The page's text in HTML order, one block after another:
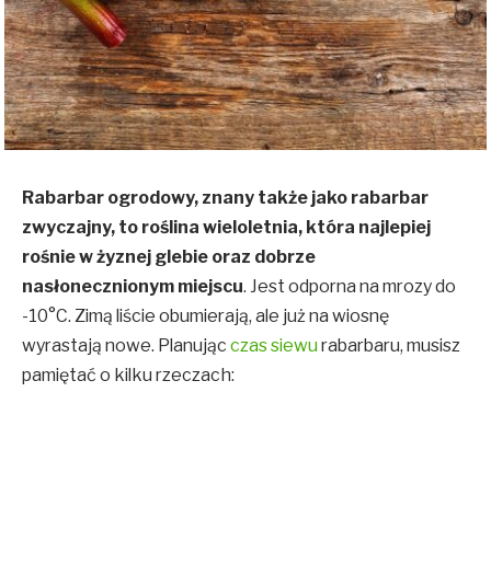
Rabarbar ogrodowy, znany także jako rabarbar
zwyczajny, to roślina wieloletnia, która najlepiej
rośnie w żyznej glebie oraz dobrze
nasłonecznionym miejscu. Jest odporna na mrozy do
-10°C. Zimą liście obumierają, ale już na wiosnę
wyrastają nowe. Planując czas siewurabarbaru, musisz
pamiętać o kilku rzeczach: